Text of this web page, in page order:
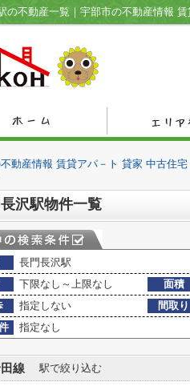
動産情報 賃貸アパ－ト 貸家 中古住
沢駅物件一覧
長門長沢駅
下限なし～上限なし 面積
指定しない 間取り
指定なし
線 駅で絞り込む